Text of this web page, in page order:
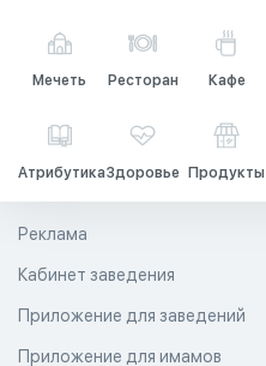
Мечеть Ресторан Кафе
АтрибутикаЗдоровье Продукты
Реклама
Кабинет заведения
Приложение для заведений
Приложение для имамов